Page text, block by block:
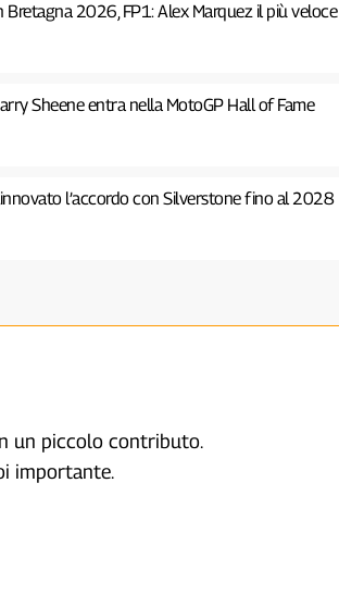
Bretagna 2026, FP1: Alex Marquez il più veloce
Sheene entra nella MotoGP Hall of Fame
l’accordo con Silverstone fino al 2028
un piccolo contributo.
importante.